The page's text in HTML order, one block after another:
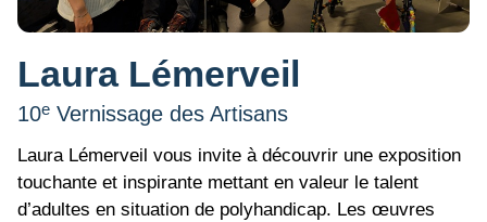
Laura Lémerveil
10e Vernissage des Artisans
Laura Lémerveil vous invite à découvrir une exposition
touchante et inspirante mettant en valeur le talent
d’adultes en situation de polyhandicap. Les œuvres